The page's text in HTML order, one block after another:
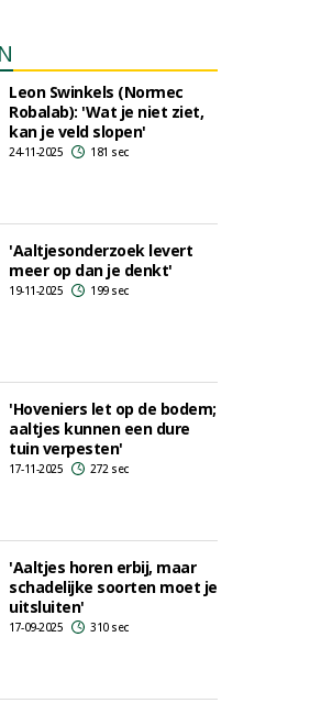
Leon Swinkels (Normec
Robalab): 'Wat je niet ziet,
kan je veld slopen'
24-11-2025 181 sec
'Aaltjesonderzoek levert
meer op dan je denkt'
19-11-2025 199 sec
'Hoveniers let op de bodem;
aaltjes kunnen een dure
tuin verpesten'
17-11-2025 272 sec
'Aaltjes horen erbij, maar
schadelijke soorten moet je
uitsluiten'
17-09-2025 310 sec